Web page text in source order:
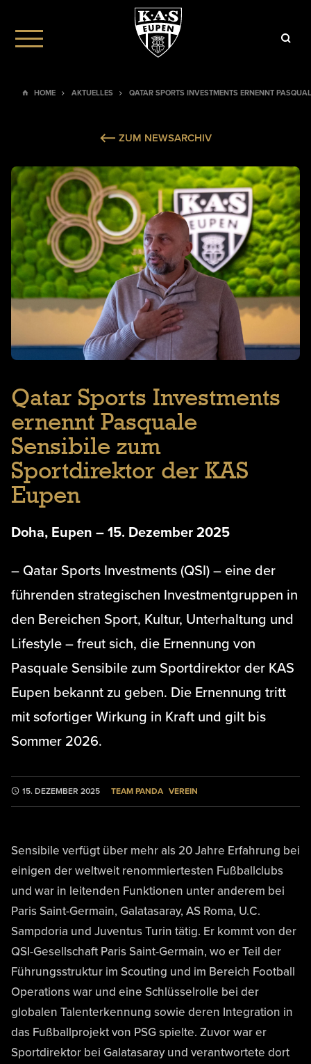
HOME AKTUELLES QATAR SPORTS INVESTMENTS ERNENNT
ZUM NEWSARCHIV
Qatar Sports Investments
ernennt Pasquale
Sensibile zum
Sportdirektor der KAS
Eupen
Doha, Eupen – 15. Dezember 2025
– Qatar Sports Investments (QSI) – eine der
führenden strategischen Investmentgruppen in
den Bereichen Sport, Kultur, Unterhaltung und
Lifestyle – freut sich, die Ernennung von
Pasquale Sensibile zum Sportdirektor der KAS
Eupen bekannt zu geben. Die Ernennung tritt
mit sofortiger Wirkung in Kraft und gilt bis
Sommer 2026.
15. DEZEMBER 2025 TEAM PANDA VEREIN
Sensibile verfügt über mehr als 20 Jahre Erfahrung bei
einigen der weltweit renommiertesten Fußballclubs
und war in leitenden Funktionen unter anderem bei
Paris Saint-Germain, Galatasaray, AS Roma, U.C.
Sampdoria und Juventus Turin tätig. Er kommt von der
QSI-Gesellschaft Paris Saint-Germain, wo er Teil der
Führungsstruktur im Scouting und im Bereich Football
Operations war und eine Schlüsselrolle bei der
globalen Talenterkennung sowie deren Integration in
das Fußballprojekt von PSG spielte. Zuvor war er
Sportdirektor bei Galatasaray und verantwortete dort